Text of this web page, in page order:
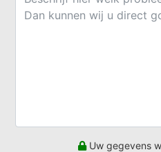
Uw gegevens